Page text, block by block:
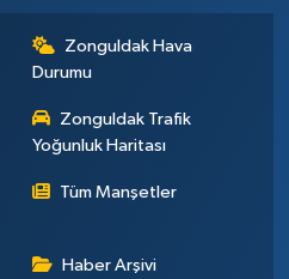
Zonguldak Hava
Durumu
Zonguldak Trafik
Yoğunluk Haritası
Tüm Manşetler
Haber Arşivi